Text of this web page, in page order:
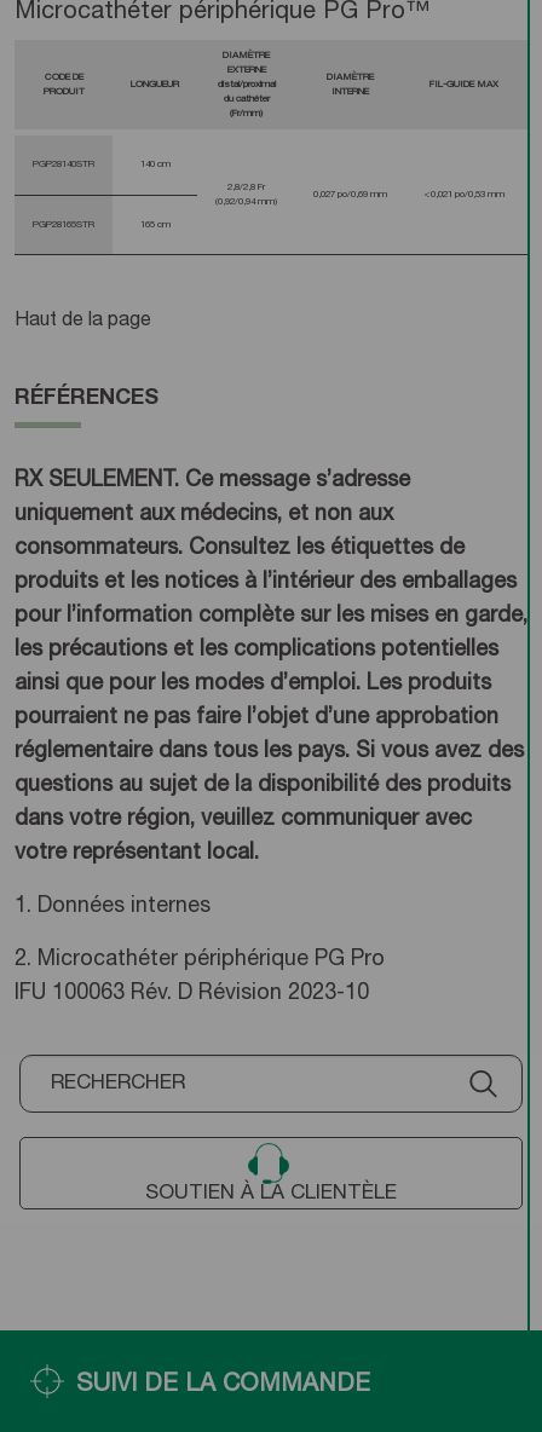
Microcathéter périphérique PG Pro™
CODE DE
PRODUIT
LONGUEUR
DIAMÈTRE
EXTERNE
distal/proximal
du cathéter
(Fr/mm)
DIAMÈTRE
INTERNE
FIL-GUIDE MAX
PGP28140STR 140 cm
2,8/2,8 Fr
(0,92/0,94 mm)
0,027 po/0,69 mm <0,021 po/0,53 mm
PGP28165STR 165 cm
Haut de la page
RÉFÉRENCES
RX SEULEMENT. Ce message s’adresse
uniquement aux médecins, et non aux
consommateurs. Consultez les étiquettes de
produits et les notices à l’intérieur des emballages
pour l’information complète sur les mises en garde,
les précautions et les complications potentielles
ainsi que pour les modes d’emploi. Les produits
pourraient ne pas faire l’objet d’une approbation
réglementaire dans tous les pays. Si vous avez des
questions au sujet de la disponibilité des produits
dans votre région, veuillez communiquer avec
votre représentant local.
1. Données internes
2. Microcathéter périphérique PG Pro
IFU 100063 Rév. D Révision 2023-10
SOUTIEN À LA CLIENTÈLE
SUIVI DE LA COMMANDE